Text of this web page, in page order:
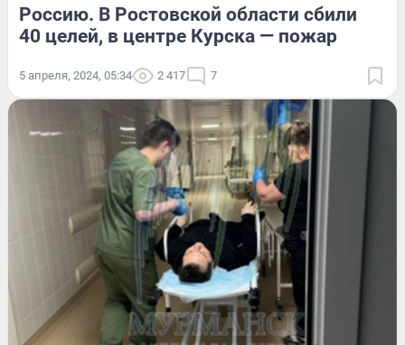
Россию. В Ростовской области сбили
40 целей, в центре Курска — пожар
5 апреля, 2024, 05:34 2 417 7